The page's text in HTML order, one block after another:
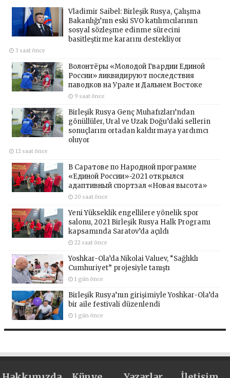
Vladimir Saibel: Birleşik Rusya, Çalışma
Bakanlığı’nın eski SVO katılımcılarının
sosyal sözleşme edinme sürecini
basitleştirme kararını destekliyor
3 saat önce
Волонтёры «Молодой Гвардии Единой
России» ликвидируют последствия
паводков на Урале и Дальнем Востоке
9 saat önce
Birleşik Rusya Genç Muhafızları’ndan
gönüllüler, Ural ve Uzak Doğu’daki sellerin
sonuçlarını ortadan kaldırmaya yardımcı
oluyor
12 saat önce
В Саратове по Народной программе
«Единой России»-2021 открылся
адаптивный спортзал «Новая высота»
20 saat önce
Yeni Yükseklik engellilere yönelik spor
salonu, 2021 Birleşik Rusya Halk Programı
kapsamında Saratov’da açıldı
22 saat önce
Yoshkar-Ola’da Nikolai Valuev, “Sağlıklı
Cumhuriyet” projesiyle tanıştı
1 gün önce
Birleşik Rusya’nın girişimiyle Yoshkar-Ola’da
bir aile festivali düzenlendi
1 gün önce